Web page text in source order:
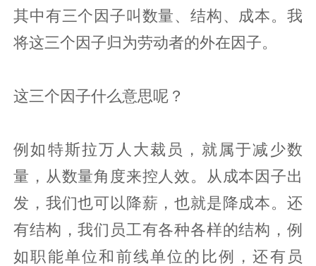
其中有三个因子叫数量、结构、成本。我
将这三个因子归为劳动者的外在因子。
这三个因子什么意思呢？
例如特斯拉万人大裁员，就属于减少数
量，从数量角度来控人效。从成本因子出
发，我们也可以降薪，也就是降成本。还
有结构，我们员工有各种各样的结构，例
如职能单位和前线单位的比例，还有员